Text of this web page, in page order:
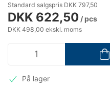
Standard salgspris DKK 797,50
DKK 622,50 / pcs
DKK 498,00 ekskl. moms
På lager